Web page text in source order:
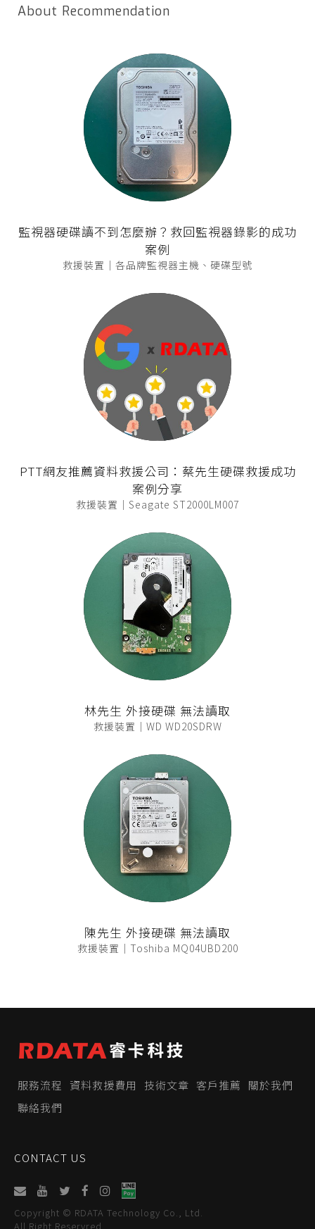
About Recommendation
監視器硬碟讀不到怎麼辦？救回監視器錄影的成功
案例
救援裝置｜各品牌監視器主機、硬碟型號
PTT網友推薦資料救援公司：蔡先生硬碟救援成功
案例分享
救援裝置｜Seagate ST2000LM007
林先生 外接硬碟 無法讀取
救援裝置｜WD WD20SDRW
陳先生 外接硬碟 無法讀取
救援裝置｜Toshiba MQ04UBD200
服務流程 資料救援費用 技術文章 客戶推薦
關於我們
聯絡我們
CONTACT US
Copyright © RDATA Technology Co., Ltd.
All Right Reservred.